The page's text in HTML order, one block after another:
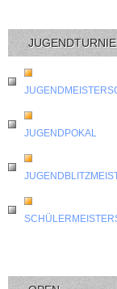
JUGENDPOKAL